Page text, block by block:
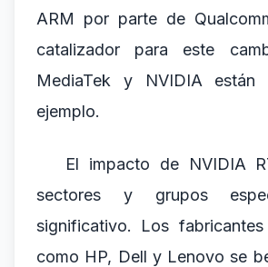
ARM por parte de
catalizador para este
MediaTek y NVIDIA están
ejemplo.
El impacto de NVIDIA
sectores y grupos
significativo. Los
como HP, Dell y Lenovo se